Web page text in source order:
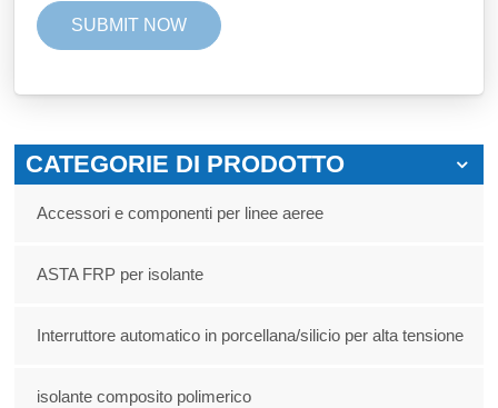
CATEGORIE DI PRODOTTO
Accessori e componenti per linee aeree
ASTA FRP per isolante
Interruttore automatico in porcellana/silicio per alta tensione
isolante composito polimerico